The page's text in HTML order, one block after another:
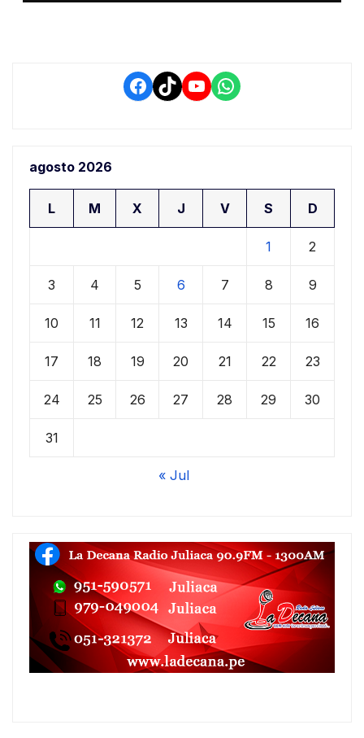
retrasos
Facebook
TikTokYouTube
WhatsApp
agosto 2026
L M X J V S D
1 2
3 4 5 6 7 8 9
10 11 12 13 14 15 16
17 18 19 20 21 22 23
24 25 26 27 28 29 30
31
« Jul